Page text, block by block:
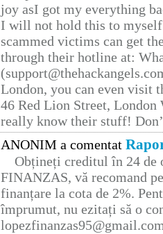
joy asI got my everything
I will not hold this to
scammed victims can get
through their hotline at:
London, you can even visit
46 Red Lion Street, London
really know their stuff!
ANONIM a comentat
Obțineți creditul în 24 de
FINANZAS, vă recomand
finanțare la cota de 2%.
împrumut, nu ezitați să o